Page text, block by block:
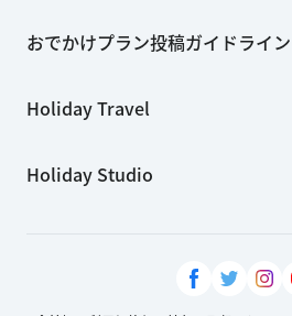
おでかけプラン投稿ガイドライン
Holiday Travel
Holiday Studio